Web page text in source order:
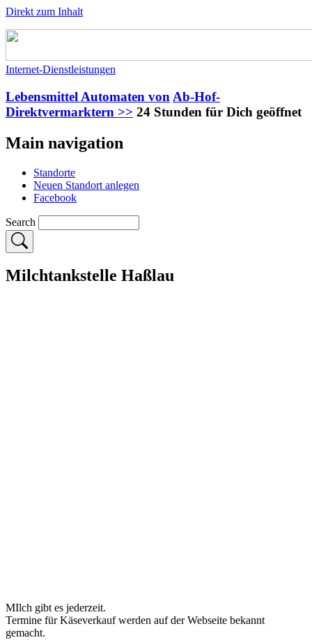
Direkt zum Inhalt
Internet-Dienstleistungen
Lebensmittel Automaten von Ab-Hof-
Direktvermarktern >> 24 Stunden für Dich geöffnet
Main navigation
Standorte
Neuen Standort anlegen
Facebook
Search
Milchtankstelle Haßlau
MIlch gibt es jederzeit.
Termine für Käseverkauf werden auf der Webseite bekannt
gemacht.